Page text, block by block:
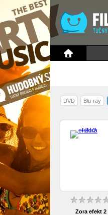
DVD Blu-ray
Zora efekt 2